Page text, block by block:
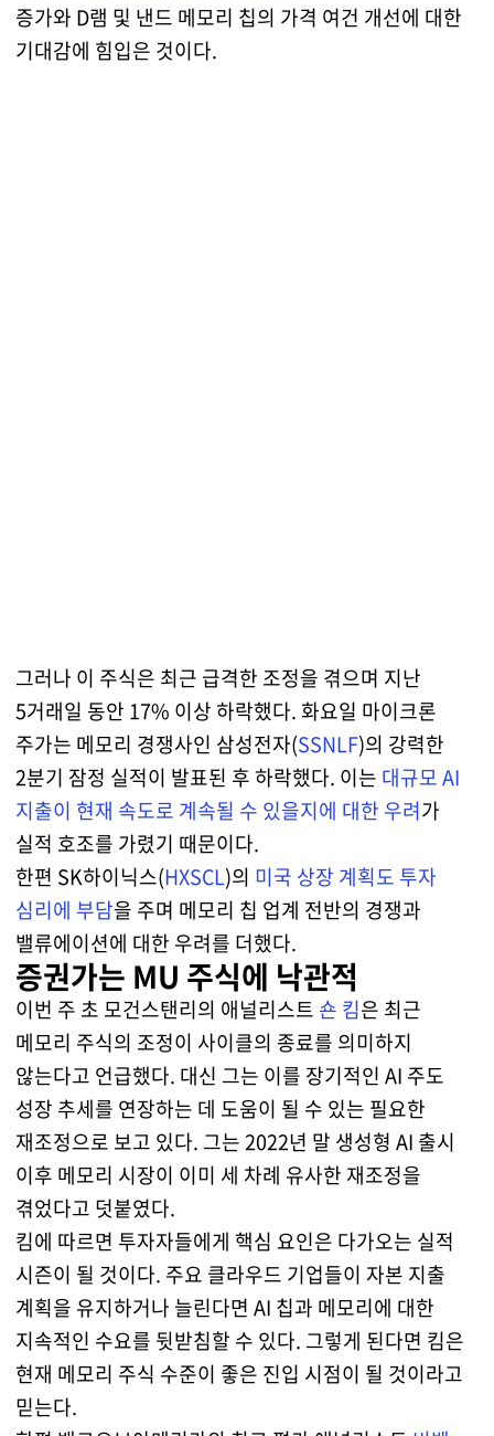
증가와 D램 및 낸드 메모리 칩의 가격 여건 개선에 대한
기대감에 힘입은 것이다.
그러나 이 주식은 최근 급격한 조정을 겪으며 지난
5거래일 동안 17% 이상 하락했다. 화요일 마이크론
주가는 메모리 경쟁사인 삼성전자(SSNLF)의 강력한
2분기 잠정 실적이 발표된 후 하락했다. 이는 대규모 AI
지출이 현재 속도로 계속될 수 있을지에 대한 우려가
실적 호조를 가렸기 때문이다.
한편 SK하이닉스(HXSCL)의 미국 상장 계획도 투자
심리에 부담을 주며 메모리 칩 업계 전반의 경쟁과
밸류에이션에 대한 우려를 더했다.
증권가는 MU 주식에 낙관적
이번 주 초 모건스탠리의 애널리스트 숀 킴은 최근
메모리 주식의 조정이 사이클의 종료를 의미하지
않는다고 언급했다. 대신 그는 이를 장기적인 AI 주도
성장 추세를 연장하는 데 도움이 될 수 있는 필요한
재조정으로 보고 있다. 그는 2022년 말 생성형 AI 출시
이후 메모리 시장이 이미 세 차례 유사한 재조정을
겪었다고 덧붙였다.
킴에 따르면 투자자들에게 핵심 요인은 다가오는 실적
시즌이 될 것이다. 주요 클라우드 기업들이 자본 지출
계획을 유지하거나 늘린다면 AI 칩과 메모리에 대한
지속적인 수요를 뒷받침할 수 있다. 그렇게 된다면 킴은
현재 메모리 주식 수준이 좋은 진입 시점이 될 것이라고
믿는다.